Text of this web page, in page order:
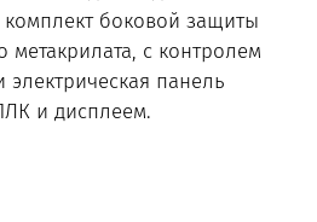
боковой защиты
метакрилата, с контролем
электрическая панель
и дисплеем.